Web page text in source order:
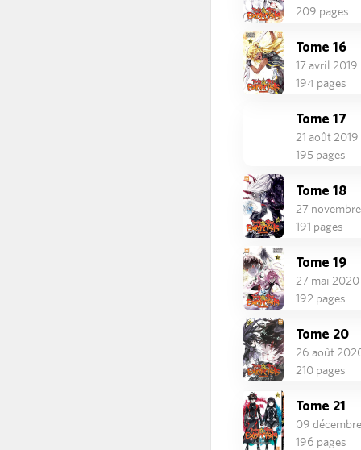
209 pages
Tome 16
17 avril 2019
194 pages
Tome 17
21 août 2019
195 pages
Tome 18
27
191 pages
Tome 19
27 mai 2020
192 pages
Tome 20
26 août
210 pages
Tome 21
09
196 pages